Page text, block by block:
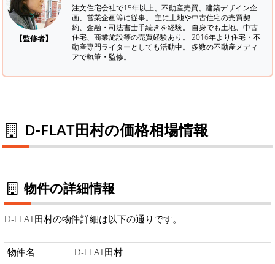
【監修者】
注文住宅会社で15年以上、不動産売買、建築デザイン企
画、営業企画等に従事。 主に土地や中古住宅の売買契
約、金融・司法書士手続きを経験。 自身でも土地、中古
住宅、商業施設等の売買経験あり。 2016年より住宅・不
動産専門ライターとしても活動中。 多数の不動産メディ
アで執筆・監修。
D-FLAT田村の価格相場情報
物件の詳細情報
D-FLAT田村の物件詳細は以下の通りです。
物件名
D-FLAT田村